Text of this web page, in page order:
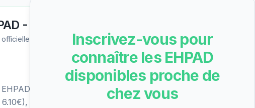
- Spécialisé
et des avis collectés pour cet EHPADpublic situé à
- Spécialisé est de 80.29€/jour (hébergement
soit environ 2449€ par mois avant déduction des
Inscrivez-vous pour
connaître les EHPAD
disponibles proche de
chez vous